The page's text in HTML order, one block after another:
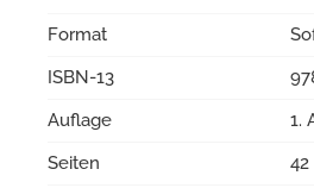
Format
ISBN-13
Auflage
1.
Seiten
42